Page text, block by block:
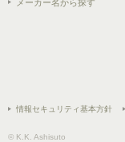
メーカー名から探す
情報セキュリティ基本方針
© K.K. Ashisuto